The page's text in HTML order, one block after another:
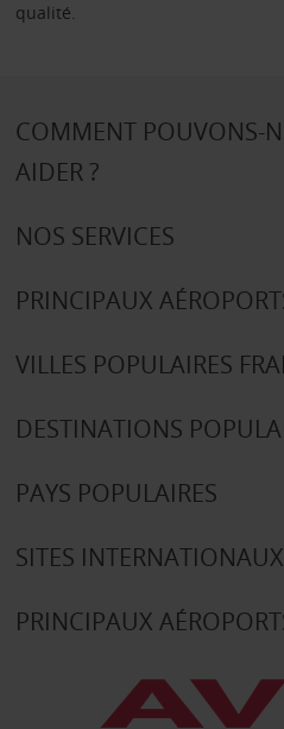
qualité.
COMMENT POUVONS-
AIDER ?
NOS SERVICES
PRINCIPAUX
VILLES POPULAIRES
DESTINATIONS
PAYS POPULAIRES
SITES INTERNATIONAUX
PRINCIPAUX